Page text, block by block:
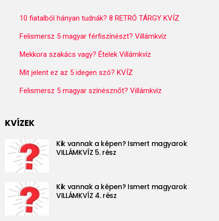
10 fiatalból hányan tudnák? 8 RETRÓ TÁRGY KVÍZ
Felismersz 5 magyar férfiszínészt? Villámkvíz
Mekkora szakács vagy? Ételek Villámkvíz
Mit jelent ez az 5 idegen szó? KVÍZ
Felismersz 5 magyar színésznőt? Villámkvíz
KVÍZEK
Kik vannak a képen? Ismert magyarok
VILLÁMKVÍZ 5. rész
Kik vannak a képen? Ismert magyarok
VILLÁMKVÍZ 4. rész